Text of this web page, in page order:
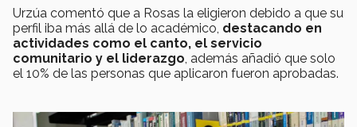
Urzúa comentó que a Rosas la eligieron debido a que su
perfil iba más allá de lo académico, destacando en
actividades como el canto, el servicio
comunitario y el liderazgo, además añadió que solo
el 10% de las personas que aplicaron fueron aprobadas.